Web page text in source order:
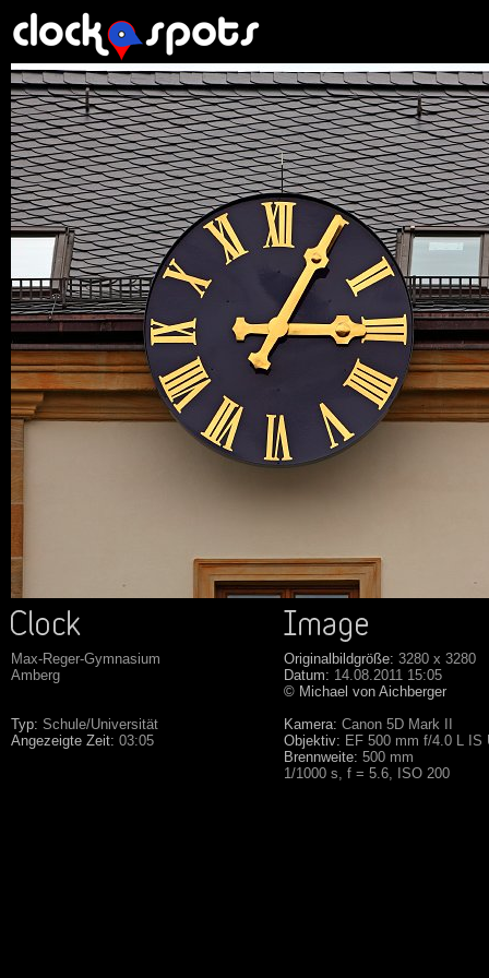
Max-Reger-Gymnasium
Amberg
Typ: Schule/Universität
Angezeigte Zeit: 03:05
Originalbildgröße: 3280 x 3280
Datum: 14.08.2011 15:05
© Michael von Aichberger
Kamera: Canon 5D Mark II
Objektiv: EF 500 mm f/4.0 L IS
Brennweite: 500 mm
1/1000 s, f = 5.6, ISO 200